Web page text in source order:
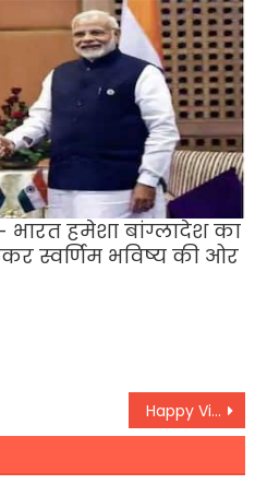
भारत हमेशा बांग्लादेश का
स्वर्णिम भविष्य की ओर
Happy Vishwakarma Puja 2021: आज के दिन परिजनों और दोस्तों को भेजें ये शुभकमाना संदेश